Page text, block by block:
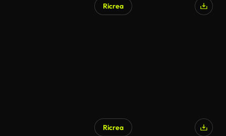
Ricrea
Ricrea